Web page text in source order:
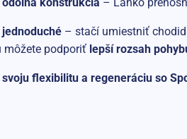
jednoduché– stačí umiestniť
môžete podporiť lepší rozsah
flexibilitu a regeneráciu so